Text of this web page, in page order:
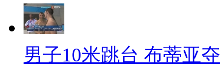
男子10米跳台 布蒂亚